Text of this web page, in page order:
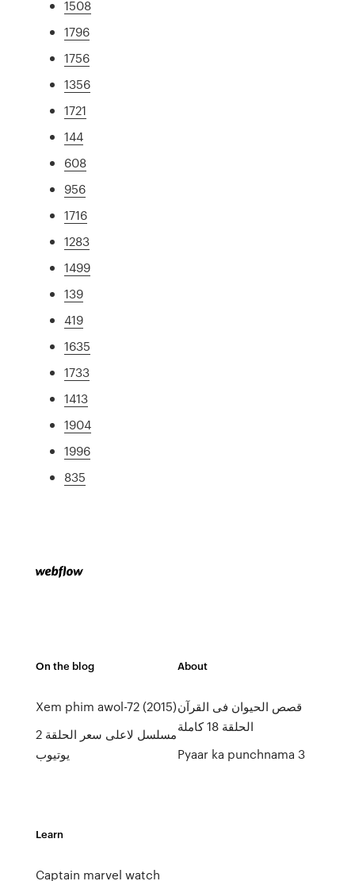
1508
1796
1756
1356
1721
144
608
956
1716
1283
1499
139
419
1635
1733
1413
1904
1996
835
On the blog
Xem phim awol-72 (2015)
مسلسل لاعلى سعر الحلقة 2
يوتيوب
About
قصص الحيوان فى القرآن
الحلقة 18 كاملة
Pyaar ka punchnama 3
Learn
Captain marvel watch